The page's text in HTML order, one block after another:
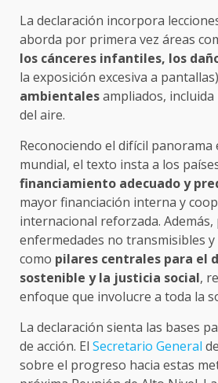
La declaración incorpora
aborda por primera vez áreas
los cánceres infantiles, los
la exposición excesiva a
ambientalesampliados,
del aire.
Reconociendo el difícil panorama
mundial, el texto insta a los
financiamiento adecuado y
mayor financiación interna y
internacional reforzada. Además,
enfermedades no transmisibles
como pilares centrales para el
sostenible y la justicia social,
enfoque que involucre a toda la
La declaración sienta las bases
de acción. El Secretario General
sobre el progreso hacia estas